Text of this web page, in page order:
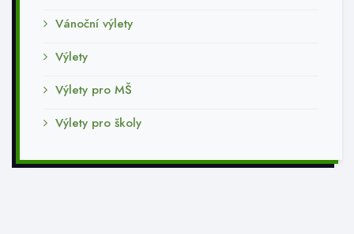
Vánoční výlety
Výlety
Výlety pro MŠ
Výlety pro školy